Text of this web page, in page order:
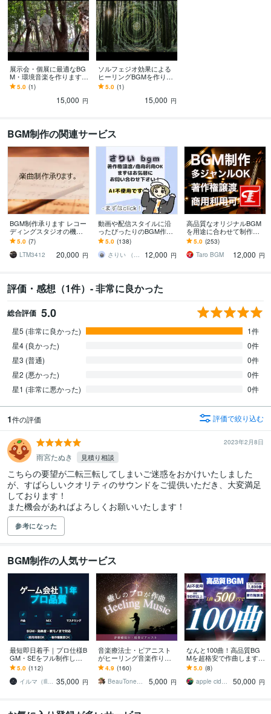
展示会・個展に最適なBG
M・環境音楽を作ります
来館者さまが、より作品
を感じることが出来るよ
5.0 (1)
15,000 円
ソルフェジオ効果による
ヒーリングBGMを作りま
す 丁寧なヒアリングで、
症状に応じた「聴き流
す」環境音楽を提供
5.0 (1)
15,000 円
BGM制作の関連サービス
BGM制作承ります レコー
ディングスタジオの機材
など使用。商用可＆著作
権譲渡
5.0 (7)
LTM3412
20,000 円
動画や配信スタイルに沿
ったぴったりのBGM作り
ます 自分専用の動画や配
信BGMなどをお探しの
方！
5.0 (138)
さりい （sari）
12,000 円
高品質なオリジナルBGM
を用途に合わせて制作し
ます 動画・配信・ゲー
ム・映像など、どんなジ
ャンルもOK！
5.0 (253)
Taro BGM
12,000 円
評価・感想（1件）- 非常に良かった
総合評価 5.0
星5 (非常に良かった)
1件
星4 (良かった)
0件
星3 (普通)
0件
星2 (悪かった)
0件
星1 (非常に悪かった)
0件
1件の評価 評価で絞り込む
2023年2月8日
雨宮たぬき 見積り相談
こちらの要望が二転三転してしまいご迷惑をおかけいたしました
が、すばらしいクオリティのサウンドをご提供いただき、大変満足
しております！
また機会があればよろしくお願いいたします！
参考になった
BGM制作の人気サービス
最短即日着手｜プロ仕様B
GM・SEをフル制作しま
す ゲーム会社11年の実
績。高評価の丁寧な対応
で理想を形に。
5.0 (112)
イルマ（illmatic studio） 35,000 円
音楽療法士・ピアニスト
がヒーリング音楽作りま
す 商用利用可・オーダー
メイドオリジナル♬ヒー
リングミュージック
4.9 (160)
BeauTone楽譜作成・作曲
5,000 円
なんと100曲！高品質BG
Mを超格安で作曲します A
I不使用・完全人力制作！1
曲500円・全曲90秒以上を
保証
5.0 (8)
apple cider music
50,000 円